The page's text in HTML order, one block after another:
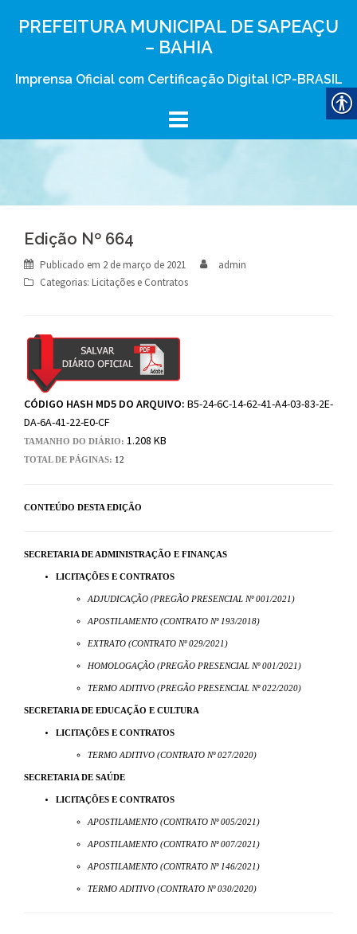
PREFEITURA MUNICIPAL DE SAPEAÇU
– BAHIA
Imprensa Oficial com Certificação Digital ICP-BRASIL
Edição Nº 664
Publicado em 2 de março de 2021
admin
Categorias: Licitações e Contratos
CÓDIGO HASH MD5 DO ARQUIVO: B5-24-6C-14-62-41-A4-03-83-2E-
DA-6A-41-22-E0-CF
TAMANHO DO DIÁRIO: 1.208 KB
TOTAL DE PÁGINAS: 12
CONTEÚDO DESTA EDIÇÃO
SECRETARIA DE ADMINISTRAÇÃO E FINANÇAS
LICITAÇÕES E CONTRATOS
ADJUDICAÇÃO (PREGÃO PRESENCIAL Nº 001/2021)
APOSTILAMENTO (CONTRATO Nº 193/2018)
EXTRATO (CONTRATO Nº 029/2021)
HOMOLOGAÇÃO (PREGÃO PRESENCIAL Nº 001/2021)
TERMO ADITIVO (PREGÃO PRESENCIAL Nº 022/2020)
SECRETARIA DE EDUCAÇÃO E CULTURA
LICITAÇÕES E CONTRATOS
TERMO ADITIVO (CONTRATO Nº 027/2020)
SECRETARIA DE SAÚDE
LICITAÇÕES E CONTRATOS
APOSTILAMENTO (CONTRATO Nº 005/2021)
APOSTILAMENTO (CONTRATO Nº 007/2021)
APOSTILAMENTO (CONTRATO Nº 146/2021)
TERMO ADITIVO (CONTRATO Nº 030/2020)